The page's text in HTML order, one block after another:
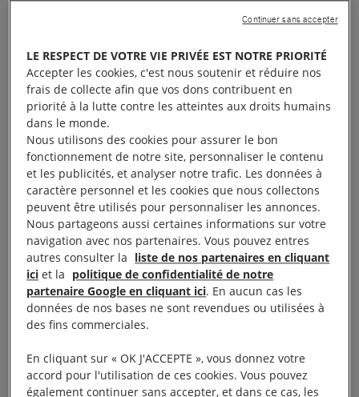
Après de nombreux reports, la Commission
directiveimposant aux entreprises un devoir de
vigilance en matière d’atteintes aux droits humains
et à l’environnement. Si elle marque une première
étape attendue de longue date par la société civile,
cette proposition présente en l’état une série de
lacunes qui menacent sérieusement sa portée. Il
revient désormais au Parlement et au Conseil
d’améliorer le texte.
Cinq ans après l’adoption de la loi pionnière sur le
devoir de vigilance des sociétés-mères et des
entreprises donneuses d’ordre, la proposition de la
Commission était attendue de toute part depuis
l’annonce, en avril 2020, d’une directive sur le sujet
par le Commissaire européen à la justice, Didier
LE RESPECT DE VOTRE VIE PRIVÉE EST NOTRE PRIORITÉ
Accepter les cookies, c'est nous soutenir et réduire nos
frais de collecte afin que vos dons contribuent en
priorité à la lutte contre les atteintes aux droits humains
dans le monde.
Nous utilisons des cookies pour assurer le bon
fonctionnement de notre site, personnaliser le contenu
et les publicités, et analyser notre trafic. Les données à
caractère personnel et les cookies que nous collectons
peuvent être utilisés pour personnaliser les annonces.
Nous partageons aussi certaines informations sur votre
navigation avec nos partenaires. Vous pouvez entres
autres consulter la liste de nos partenaires en cliquant
ici et la politique de confidentialité de notre
partenaire Google en cliquant ici. En aucun cas les
données de nos bases ne sont revendues ou utilisées à
des fins commerciales.
En cliquant sur « OK J'ACCEPTE », vous donnez votre
accord pour l'utilisation de ces cookies. Vous pouvez
également continuer sans accepter, et dans ce cas, les
Continuer sans accepter